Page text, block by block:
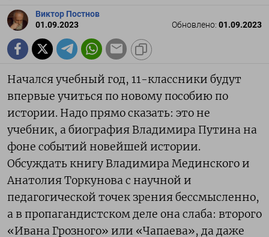
Виктор Постнов
01.09.2023
Обновлено: 01.09.2023
Начался учебный год, 11-классники будут
впервые учиться по новому пособию по
истории. Надо прямо сказать: это не
учебник, а биография Владимира Путина на
фоне событий новейшей истории.
Обсуждать книгу Владимира Мединского и
Анатолия Торкунова с научной и
педагогической точек зрения бессмысленно,
а в пропагандистском деле она слаба: второго
«Ивана Грозного» или «Чапаева», да даже